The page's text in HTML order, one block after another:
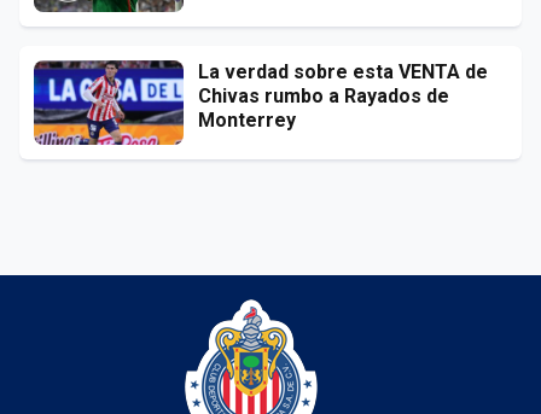
La verdad sobre esta VENTA de
Chivas rumbo a Rayados de
Monterrey